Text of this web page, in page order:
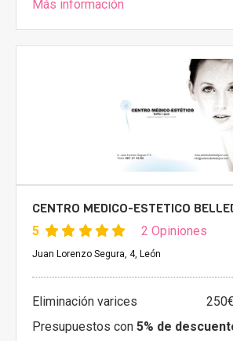
Más información
CENTRO MEDICO-ESTETICO
5 2 Opiniones
Juan Lorenzo Segura, 4, León
Eliminación varices
Presupuestos con 5% de